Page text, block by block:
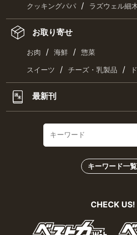
クッキングパパ / ラズウェル細
お取り寄せ
お肉 / 海鮮 / 惣菜
スイーツ / チーズ・乳製品 /
最新刊
キーワード一覧
CHECK US!